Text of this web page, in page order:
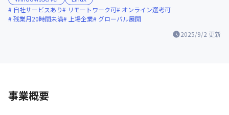
2025/9/2 更新
自社サービスあり
リモートワーク可
オンライン選考可
残業月20時間未満
上場企業 グローバル展開
事業概要